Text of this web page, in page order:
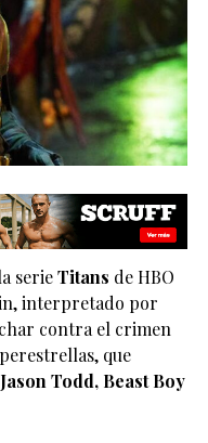
serieTitans de HBO
interpretado por
contra el crimen
que
Todd, Beast Boy